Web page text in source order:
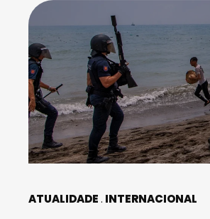
ATUALIDADE INTERNACIONAL